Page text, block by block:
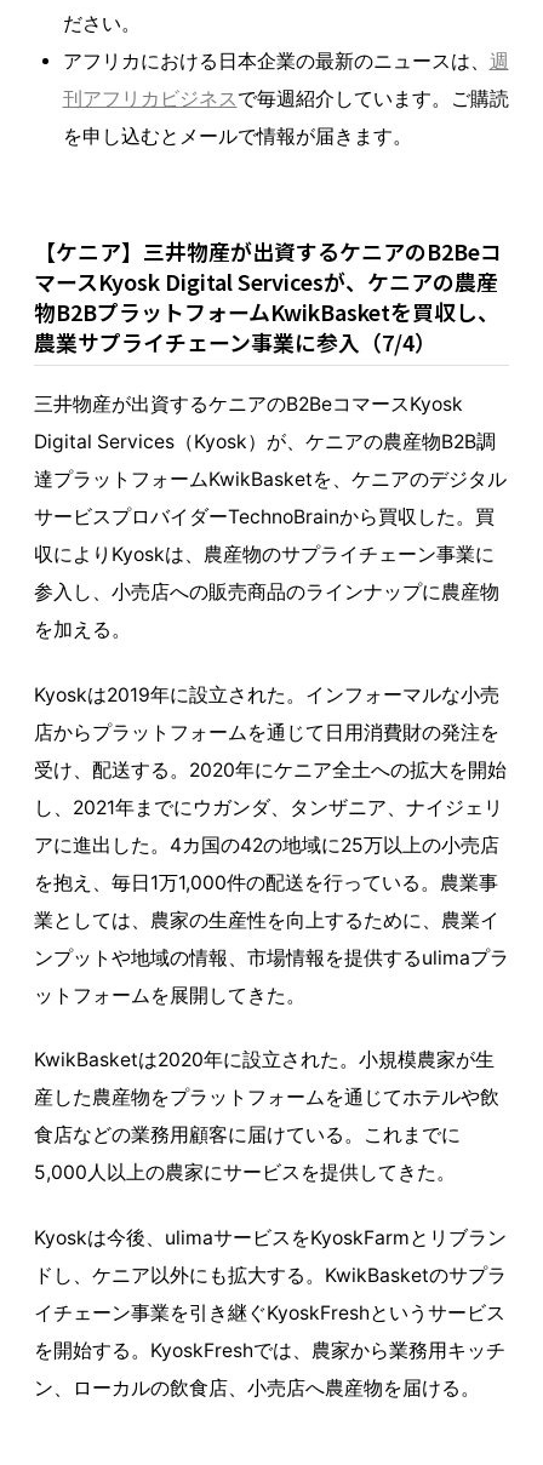
ださい。
アフリカにおける日本企業の最新のニュースは、 週
刊アフリカビジネス で毎週紹介しています。ご購読
を申し込むとメールで情報が届きます。
【ケニア】三井物産が出資するケニアのB2Beコ
マースKyosk Digital Servicesが、ケニアの農産
物B2BプラットフォームKwikBasketを買収し、
農業サプライチェーン事業に参入（7/4）
三井物産が出資するケニアのB2BeコマースKyosk
Digital Services（Kyosk）が、ケニアの農産物B2B調
達プラットフォームKwikBasketを、ケニアのデジタル
サービスプロバイダーTechnoBrainから買収した。買
収によりKyoskは、農産物のサプライチェーン事業に
参入し、小売店への販売商品のラインナップに農産物
を加える。
Kyoskは2019年に設立された。インフォーマルな小売
店からプラットフォームを通じて日用消費財の発注を
受け、配送する。2020年にケニア全土への拡大を開始
し、2021年までにウガンダ、タンザニア、ナイジェリ
アに進出した。4カ国の42の地域に25万以上の小売店
を抱え、毎日1万1,000件の配送を行っている。農業事
業としては、農家の生産性を向上するために、農業イ
ンプットや地域の情報、市場情報を提供するulimaプラ
ットフォームを展開してきた。
KwikBasketは2020年に設立された。小規模農家が生
産した農産物をプラットフォームを通じてホテルや飲
食店などの業務用顧客に届けている。これまでに
5,000人以上の農家にサービスを提供してきた。
Kyoskは今後、ulimaサービスをKyoskFarmとリブラン
ドし、ケニア以外にも拡大する。KwikBasketのサプラ
イチェーン事業を引き継ぐKyoskFreshというサービス
を開始する。KyoskFreshでは、農家から業務用キッチ
ン、ローカルの飲食店、小売店へ農産物を届ける。